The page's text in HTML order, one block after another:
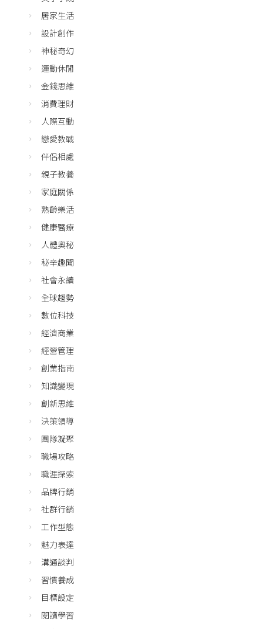
居家生活
設計創作
神秘奇幻
運動休閒
金錢思維
消費理財
人際互動
戀愛教戰
伴侶相處
親子教養
家庭關係
熟齡樂活
健康醫療
人體奧秘
秘辛趣聞
社會永續
全球趨勢
數位科技
經濟商業
經營管理
創業指南
知識變現
創新思維
決策領導
團隊凝聚
職場攻略
職涯探索
品牌行銷
社群行銷
工作型態
魅力表達
溝通談判
習慣養成
目標設定
閱讀學習